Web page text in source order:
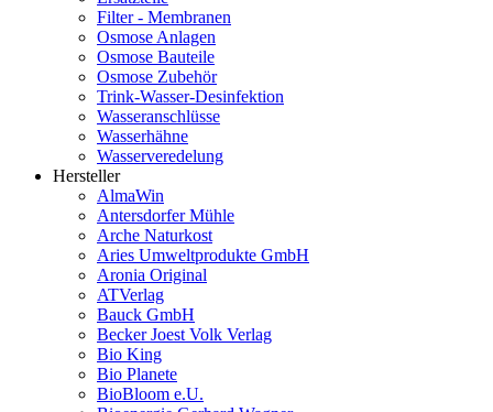
Filter - Membranen
Osmose Anlagen
Osmose Bauteile
Osmose Zubehör
Trink-Wasser-Desinfektion
Wasseranschlüsse
Wasserhähne
Wasserveredelung
Hersteller
AlmaWin
Antersdorfer Mühle
Arche Naturkost
Aries Umweltprodukte GmbH
Aronia Original
ATVerlag
Bauck GmbH
Becker Joest Volk Verlag
Bio King
Bio Planete
BioBloom e.U.